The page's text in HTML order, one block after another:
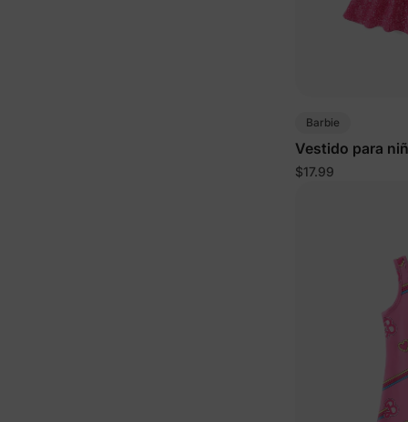
Barbie
Vestido para
rosa rosa
$17.99